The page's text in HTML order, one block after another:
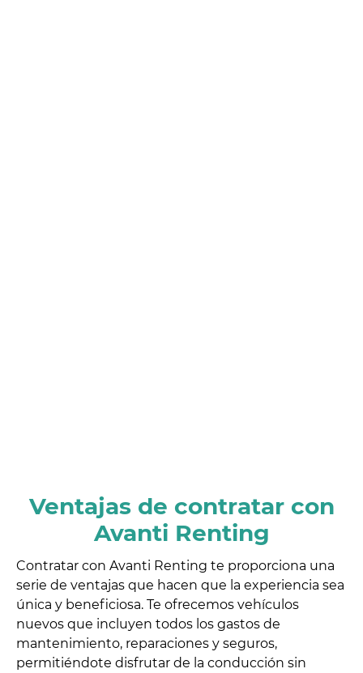
Ventajas de contratar con
Avanti Renting
Contratar con Avanti Renting te proporciona una
serie de ventajas que hacen que la experiencia sea
única y beneficiosa. Te ofrecemos vehículos
nuevos que incluyen todos los gastos de
mantenimiento, reparaciones y seguros,
permitiéndote disfrutar de la conducción sin